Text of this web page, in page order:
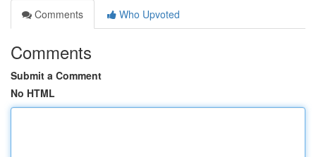
Comments
Who Upvoted
Comments
Submit a Comment
No HTML